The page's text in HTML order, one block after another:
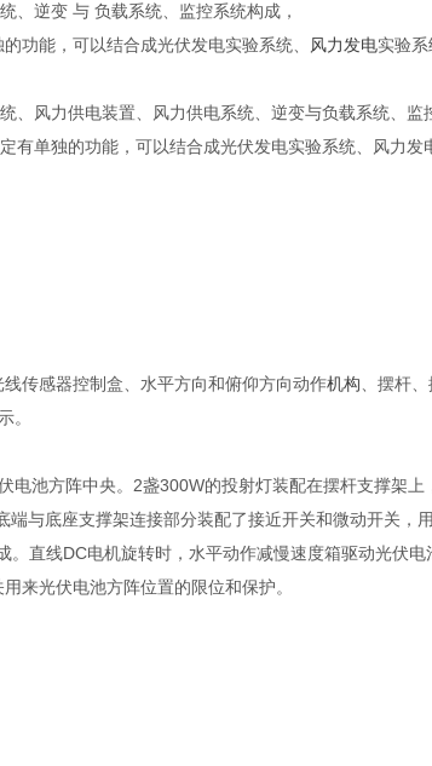
、逆变 与 负载系统、监控系统构成，
功能，可以结合成光伏发电实验系统、 风力发电实验系
风力供电装置、风力供电系统、逆变与负载系统、监
单独的功能，可以结合成光伏发电实验系统、风力发
线传感器控制盒、水平方向和俯仰方向动作机构 、摆杆
。
池方阵中央。2盏300W的投射灯装配在摆杆支撑架
与底座支撑架连接部分装配了接近开关和微动开关
直线DC电机旋转时，水平动作减慢速度箱驱动光伏
来光伏电池方阵位置的限位和保护。